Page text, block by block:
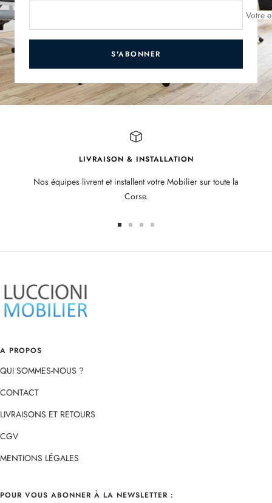
Votre
S'ABONNER
LIVRAISON & INSTALLATION
Nos équipes livrent et installent votre Mobilier sur toute la
Corse.
A PROPOS
QUI SOMMES-NOUS ?
CONTACT
LIVRAISONS ET RETOURS
CGV
MENTIONS LÉGALES
POUR VOUS ABONNER À LA NEWSLETTER :